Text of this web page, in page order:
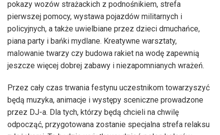
pokazy wozów strażackich z podnośnikiem, strefa
pierwszej pomocy, wystawa pojazdów militarnych i
policyjnych, a także uwielbiane przez dzieci dmuchańce,
piana party i bańki mydlane. Kreatywne warsztaty,
malowanie twarzy czy budowa rakiet na wodę zapewnią
jeszcze więcej dobrej zabawy i niezapomnianych wrażeń.
Przez cały czas trwania festynu uczestnikom towarzyszyć
będą muzyka, animacje i występy sceniczne prowadzone
przez DJ-a. Dla tych, którzy będą chcieli na chwilę
odpocząć, przygotowana zostanie specjalna strefa relaksu